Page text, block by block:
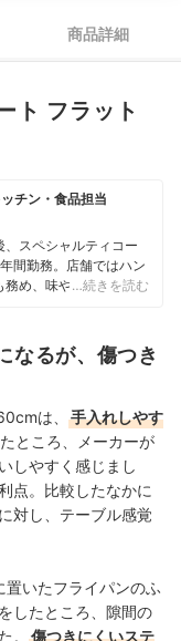
商品詳細
ト フラット
チン・食品担当
スペシャルティコー
間勤務。店舗ではハン
務め、味や香りへの繊
リンク、ギフトアイ
較検証を担当。「ユ
ットーに、日々の業
・バリスタとして現
たリアルなレビューを
…続きを読む
なるが、傷つき
は、
手入れしやす
ところ、メーカーが
しやすく感じまし
点。比較したなかに
対し、テーブル感覚
いたフライパンのふ
したところ、隙間の
。
傷つきにくいステ